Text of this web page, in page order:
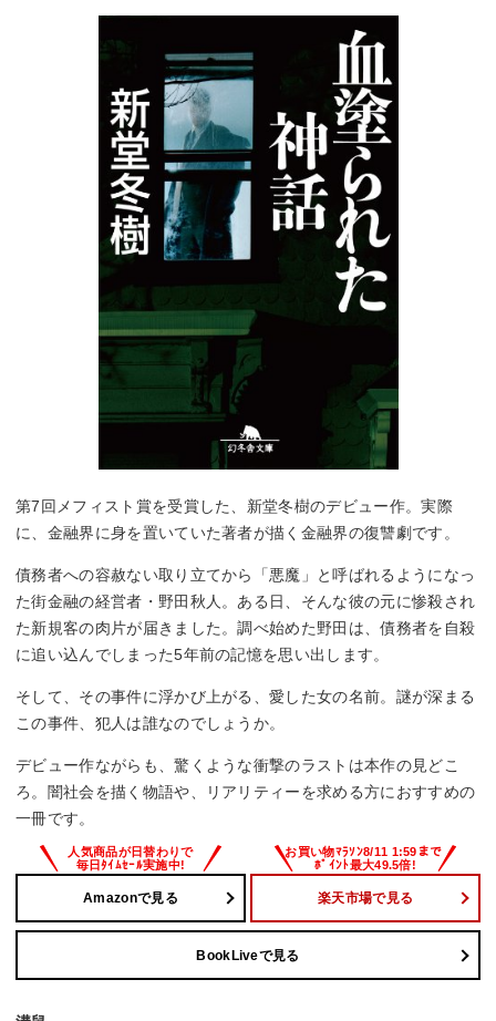
第7回メフィスト賞を受賞した、新堂冬樹のデビュー作。実際
に、金融界に身を置いていた著者が描く金融界の復讐劇です。
債務者への容赦ない取り立てから「悪魔」と呼ばれるようになっ
た街金融の経営者・野田秋人。ある日、そんな彼の元に惨殺され
た新規客の肉片が届きました。調べ始めた野田は、債務者を自殺
に追い込んでしまった5年前の記憶を思い出します。
そして、その事件に浮かび上がる、愛した女の名前。謎が深まる
この事件、犯人は誰なのでしょうか。
デビュー作ながらも、驚くような衝撃のラストは本作の見どこ
ろ。闇社会を描く物語や、リアリティーを求める方におすすめの
一冊です。
Amazonで見る 楽天市場で見る
BookLiveで見る